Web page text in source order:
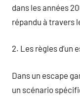
dans les années
répandu à travers
2. Les règles d’un
Dans un escape
un scénario